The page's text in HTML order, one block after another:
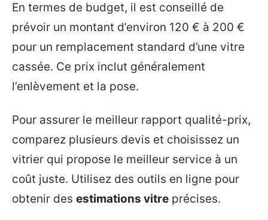
En termes de budget, il est conseillé de
prévoir un montant d’environ 120 € à 200 €
pour un remplacement standard d’une vitre
cassée. Ce prix inclut généralement
l’enlèvement et la pose.
Pour assurer le meilleur rapport qualité-prix,
comparez plusieurs devis et choisissez un
vitrier qui propose le meilleur service à un
coût juste. Utilisez des outils en ligne pour
obtenir des estimations vitre précises.